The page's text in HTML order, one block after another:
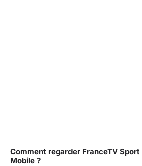
Comment regarder FranceTV
Mobile ?